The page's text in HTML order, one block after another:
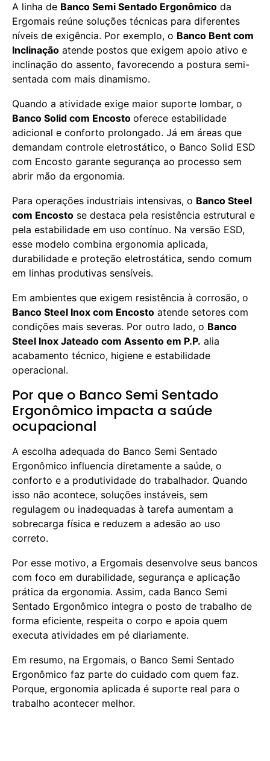
A linha de Banco Semi Sentado Ergonômico da
Ergomais reúne soluções técnicas para diferentes
níveis de exigência. Por exemplo, o Banco Bent com
Inclinação atende postos que exigem apoio ativo e
inclinação do assento, favorecendo a postura semi-
sentada com mais dinamismo.
Quando a atividade exige maior suporte lombar, o
Banco Solid com Encosto oferece estabilidade
adicional e conforto prolongado. Já em áreas que
demandam controle eletrostático, o Banco Solid ESD
com Encosto garante segurança ao processo sem
abrir mão da ergonomia.
Para operações industriais intensivas, o Banco Steel
com Encosto se destaca pela resistência estrutural e
pela estabilidade em uso contínuo. Na versão ESD,
esse modelo combina ergonomia aplicada,
durabilidade e proteção eletrostática, sendo comum
em linhas produtivas sensíveis.
Em ambientes que exigem resistência à corrosão, o
Banco Steel Inox com Encosto atende setores com
condições mais severas. Por outro lado, o Banco
Steel Inox Jateado com Assento em P.P. alia
acabamento técnico, higiene e estabilidade
operacional.
Por que o Banco Semi Sentado
Ergonômico impacta a saúde
ocupacional
A escolha adequada do Banco Semi Sentado
Ergonômico influencia diretamente a saúde, o
conforto e a produtividade do trabalhador. Quando
isso não acontece, soluções instáveis, sem
regulagem ou inadequadas à tarefa aumentam a
sobrecarga física e reduzem a adesão ao uso
correto.
Por esse motivo, a Ergomais desenvolve seus bancos
com foco em durabilidade, segurança e aplicação
prática da ergonomia. Assim, cada Banco Semi
Sentado Ergonômico integra o posto de trabalho de
forma eficiente, respeita o corpo e apoia quem
executa atividades em pé diariamente.
Em resumo, na Ergomais, o Banco Semi Sentado
Ergonômico faz parte do cuidado com quem faz.
Porque, ergonomia aplicada é suporte real para o
trabalho acontecer melhor.